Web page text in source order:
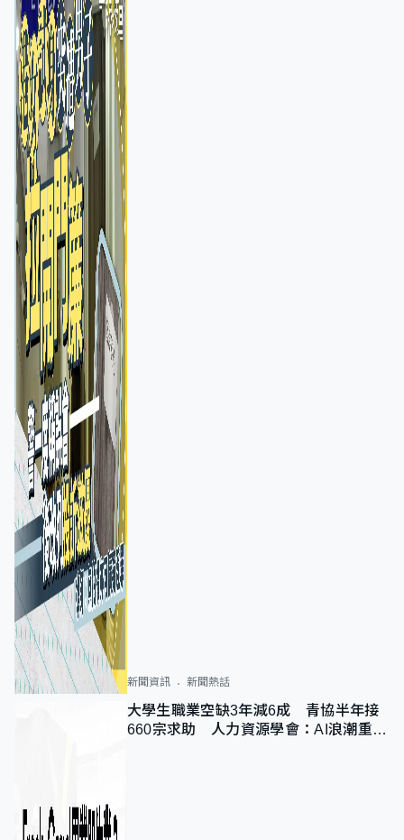
新聞資訊 新聞熱話
大學生職業空缺3年減6成 青協半年接
660宗求助 人力資源學會：AI浪潮重整